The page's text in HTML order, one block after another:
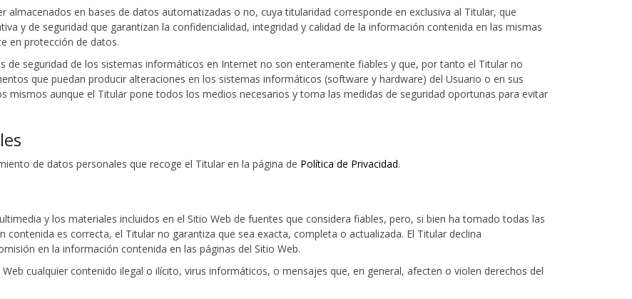
almacenados en bases de datos automatizadas o no, cuya titularidad corresponde en exclusiva al Titular, que
y de seguridad que garantizan la confidencialidad, integridad y calidad de la información contenida en las mismas
en protección de datos.
de seguridad de los sistemas informáticos en Internet no son enteramente fiables y que, por tanto el Titular no
que puedan producir alteraciones en los sistemas informáticos (software y hardware) del Usuario o en sus
mismos aunque el Titular pone todos los medios necesarios y toma las medidas de seguridad oportunas para evitar
de datos personales que recoge el Titular en la página de Política de Privacidad.
y los materiales incluidos en el Sitio Web de fuentes que considera fiables, pero, si bien ha tomado todas las
es correcta, el Titular no garantiza que sea exacta, completa o actualizada. El Titular declina
en la información contenida en las páginas del Sitio Web.
cualquier contenido ilegal o ilícito, virus informáticos, o mensajes que, en general, afecten o violen derechos del